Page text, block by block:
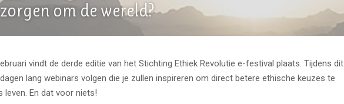
om de wereld?
vindt de derde editie van het Stichting Ethiek Revolutie e-festival plaats. Tijdens dit
lang webinars volgen die je ​zullen inspireren om direct betere ethische keuzes te
leven. En dat voor niets!